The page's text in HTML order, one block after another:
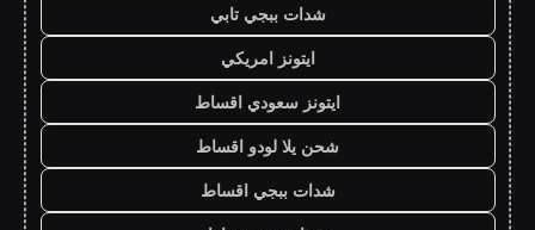
شدات ببجي تابي
ايتونز امريكي
ايتونز سعودي اقساط
شحن يلا لودو اقساط
شدات ببجي اقساط